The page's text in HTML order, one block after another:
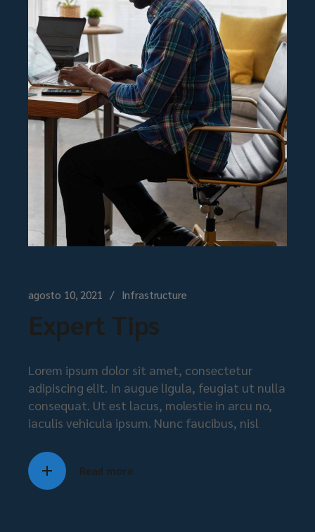
agosto 10, 2021 Infrastructure
Expert Tips
Lorem ipsum dolor sit amet, consectetur
adipiscing elit. In augue ligula, feugiat ut nulla
consequat. Ut est lacus, molestie in arcu no,
iaculis vehicula ipsum. Nunc faucibus, nisl
Read more